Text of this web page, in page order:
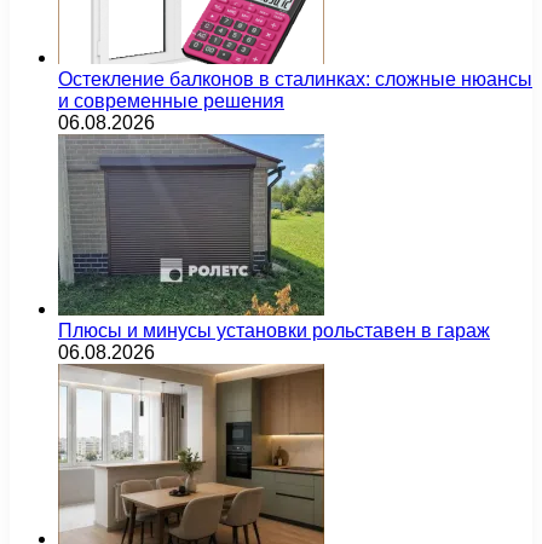
Остекление балконов в сталинках: сложные нюансы
и современные решения
06.08.2026
Плюсы и минусы установки рольставен в гараж
06.08.2026